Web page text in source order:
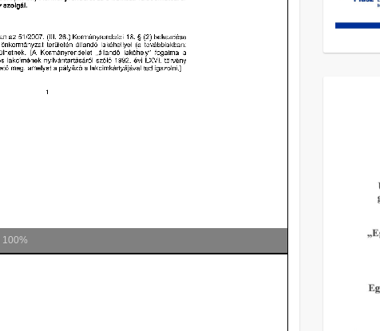
100%